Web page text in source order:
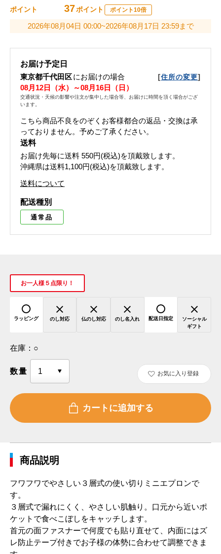
ポイント 37ポイント ポイント10倍
2026年08月04日 00:00~2026年08月17日 23:59まで
お届け予定日
東京都千代田区にお届けの場合 [住所の変更]
08月12日（水）～08月16日（日）
交通状況・天候の影響や注文が集中した場合等、お届けに時間を頂く場合がござ
います。
こちら商品不良をのぞくお客様都合の返品・交換は承
っておりません。予めご了承ください。
送料
お届け先毎に送料 550円(税込)を頂戴致します。
沖縄県は送料1,100円(税込)を頂戴致します。
送料について
配送種別
通常品
お一人様５点限り！
ラッピング のし対応 仏のし対応 のし名入れ 配送日指定
ソーシャル
ギフト
在庫： ○
数量 お気に入り登録
商品説明
フワフワでやさしい３層式の使い切りミニエプロンで
す。
３層式で漏れにくく、やさしい肌触り。口元から近いポ
ケットで食べこぼしをキャッチします。
首元の面ファスナーで何度でも貼り直せて、内面にはズ
レ防止テープ付きでお子様の体勢に合わせて調整できま